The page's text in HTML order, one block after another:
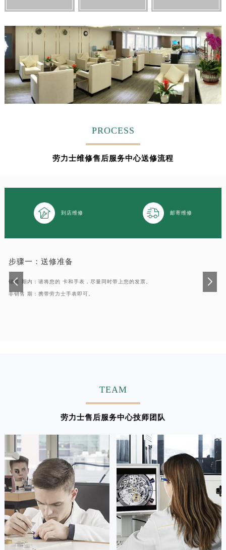
PROCESS
劳力士维修售后服务中心送修流程
 到店维修  邮寄维修
步骤一： 送修准备
销售 期内：请将您的 卡和手表，尽量同时带上您的发票。
非销售 期：携带劳力士手表即可。
TEAM
劳力士售后服务中心技师团队